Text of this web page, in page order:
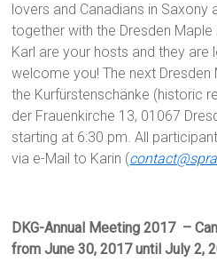
lovers and Canadians in Saxony
together with the Dresden Maple
Karl are your hosts and they are
welcome you! The next Dresden
the Kurfürstenschänke (historic
der Frauenkirche 13, 01067
starting at 6:30 pm. All
via e-Mail to Karin (
DKG-Annual Meeting 2017 –
from June 30, 2017 until July 2,